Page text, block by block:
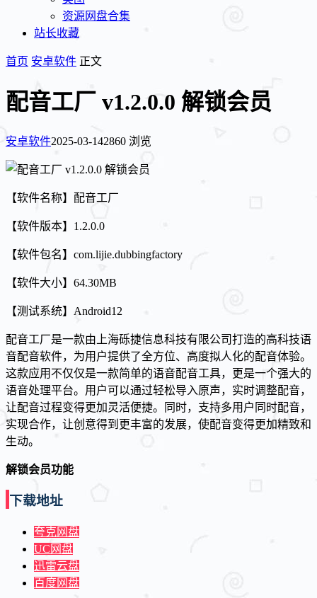
资源网盘合集
站长收藏
首页 安卓软件 正文
配音工厂 v1.2.0.0 解锁会员
安卓软件2025-03-142860 浏览
【软件名称】配音工厂
【软件版本】1.2.0.0
【软件包名】com.lijie.dubbingfactory
【软件大小】64.30MB
【测试系统】Android12
配音工厂是一款由上海砾捷信息科技有限公司打造的高科技语
音配音软件，为用户提供了全方位、高度拟人化的配音体验。
这款应用不仅仅是一款简单的语音配音工具，更是一个强大的
语音处理平台。用户可以通过轻松导入原声，实时调整配音，
让配音过程变得更加灵活便捷。同时，支持多用户同时配音，
实现合作，让创意得到更丰富的发展，使配音变得更加精致和
生动。
解锁会员功能
下载地址
夸克网盘
UC网盘
迅雷云盘
百度网盘